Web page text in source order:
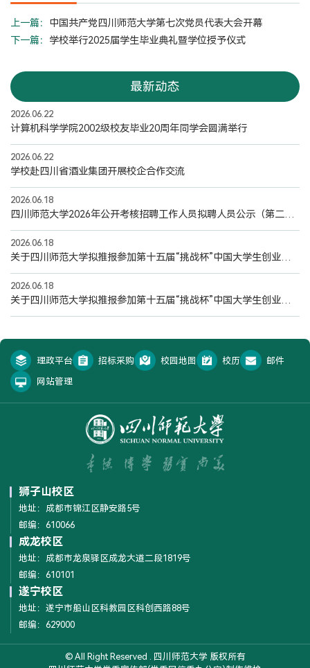
上一篇： 中国共产党四川师范大学第七次党员代表大会开幕
下一篇： 学校举行2025届学生毕业典礼暨学位授予仪式
最新动态
2026.06.22
计算机科学学院2002级校友毕业20周年同学会圆满举行
2026.06.22
学校赴四川省酒业集团开展校企合作交流
2026.06.18
四川师范大学2026年公开考核招聘工作人员拟聘人员公示（第二批）
2026.06.18
关于四川师范大学拟推报参加第十五届“挑战杯”中国大学生创业计划竞赛主体赛国赛项目的公示
2026.06.18
关于四川师范大学拟推报参加第十五届“挑战杯”中国大学生创业计划竞赛主体赛国赛项目的公示
理政平台 招标采购 校园地图 校历 邮件
网站管理
狮子山校区
地址：成都市锦江区静安路5号
邮编：610066
成龙校区
地址：成都市龙泉驿区成龙大道二段1819号
邮编：610101
遂宁校区
地址：遂宁市船山区科教园区科创西路88号
邮编：629000
© All Right Reserved . 四川师范大学 版权所有